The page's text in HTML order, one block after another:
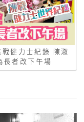
健力士紀錄 陳淑
長者改下午場